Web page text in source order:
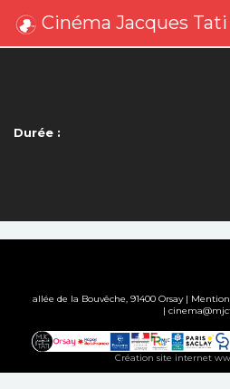
Cinéma Jacques Tati
Durée :
allée de la Bouvêche, 91400 Orsay |
|
Création site internet